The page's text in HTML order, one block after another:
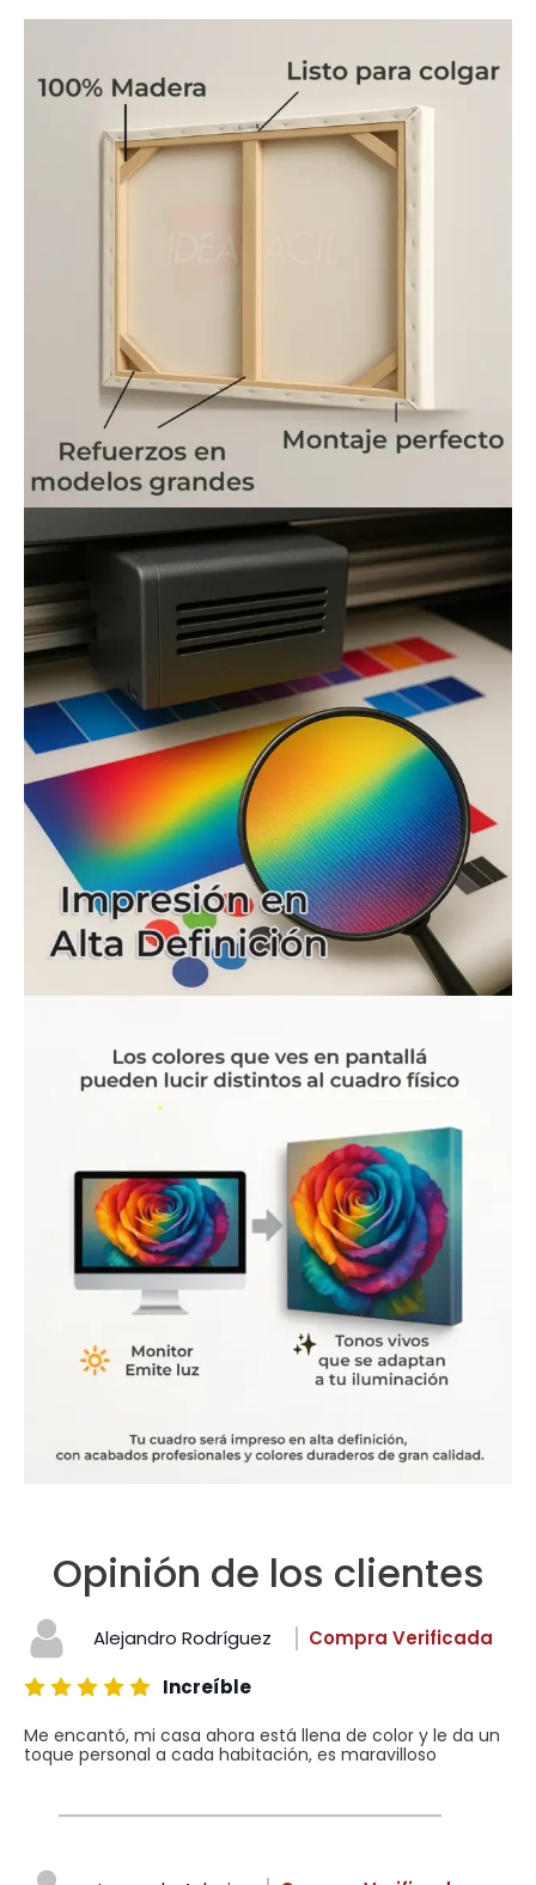
Opinión de los clientes
Alejandro Rodríguez
Compra Verificada
Increíble
Me encantó, mi casa ahora está llena de color y le da un
toque personal a cada habitación, es maravilloso